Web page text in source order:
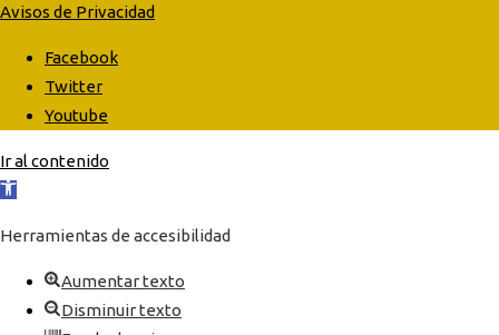
Avisos de Privacidad
Facebook
Twitter
Youtube
Ir al contenido
Abrir
de
herramientas
Herramientas de accesibilidad
Aumentar texto
Disminuir texto